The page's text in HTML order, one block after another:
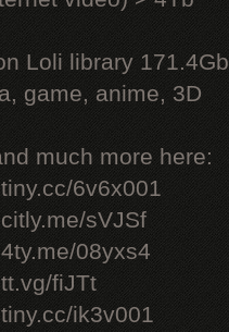
Lоli library 171.4Gb
game, anime, 3D
much more here:
6v6x001
sVJSf
08yxs4
fiJTt
ik3v001